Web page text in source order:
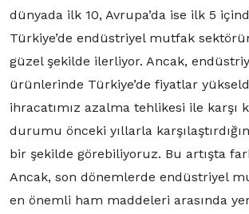
dünyada ilk 10, Avrupa’da ise ilk 5
Türkiye’de endüstriyel mutfak
güzel şekilde ilerliyor. Ancak,
ürünlerinde Türkiye’de fiyatlar
ihracatımız azalma tehlikesi ile karşı
durumu önceki yıllarla
bir şekilde görebiliyoruz. Bu artışta
Ancak, son dönemlerde endüstriyel
en önemli ham maddeleri arasında